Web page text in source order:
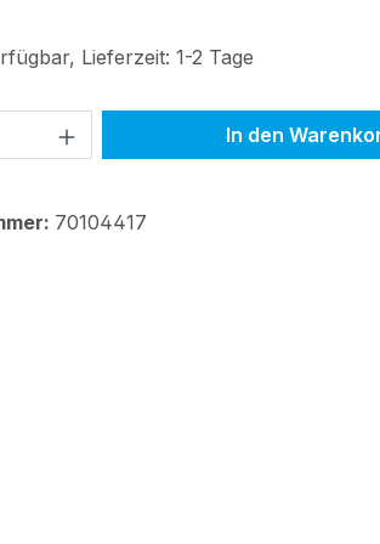
Lieferzeit: 1-2 Tage
Anzahl: Gib denIn den
70104417